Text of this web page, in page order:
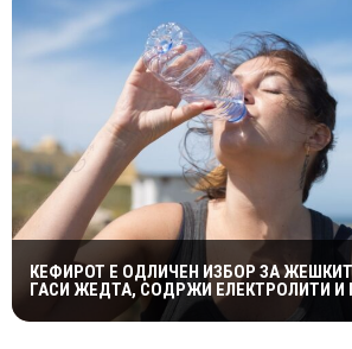
КЕФИРОТ Е ОДЛИЧЕН ИЗБОР ЗА
ГАСИ ЖЕДТА, СОДРЖИ ЕЛЕКТРОЛИТИ И
ЗДРАВА ДИГЕСТИЈА